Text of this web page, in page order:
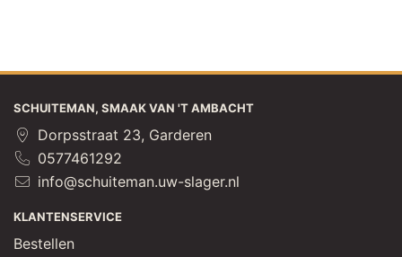
SCHUITEMAN, SMAAK VAN 'T AMBACHT
Dorpsstraat 23, Garderen
0577461292
info@schuiteman.uw-slager.nl
KLANTENSERVICE
Bestellen